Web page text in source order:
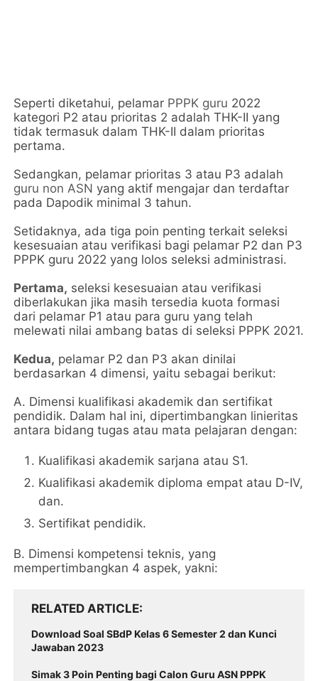
Seperti diketahui, pelamar PPPK guru 2022
kategori P2 atau prioritas 2 adalah THK-II yang
tidak termasuk dalam THK-II dalam prioritas
pertama.
Sedangkan, pelamar prioritas 3 atau P3 adalah
guru non ASN yang aktif mengajar dan terdaftar
pada Dapodik minimal 3 tahun.
Setidaknya, ada tiga poin penting terkait seleksi
kesesuaian atau verifikasi bagi pelamar P2 dan P3
PPPK guru 2022 yang lolos seleksi administrasi.
Pertama, seleksi kesesuaian atau verifikasi
diberlakukan jika masih tersedia kuota formasi
dari pelamar P1 atau para guru yang telah
melewati nilai ambang batas di seleksi PPPK 2021.
Kedua, pelamar P2 dan P3 akan dinilai
berdasarkan 4 dimensi, yaitu sebagai berikut:
A. Dimensi kualifikasi akademik dan sertifikat
pendidik. Dalam hal ini, dipertimbangkan linieritas
antara bidang tugas atau mata pelajaran dengan:
Kualifikasi akademik sarjana atau S1.
Kualifikasi akademik diploma empat atau D-IV,
dan.
Sertifikat pendidik.
B. Dimensi kompetensi teknis, yang
mempertimbangkan 4 aspek, yakni:
RELATED ARTICLE
Download Soal SBdP Kelas 6 Semester 2 dan Kunci
Jawaban 2023
Simak 3 Poin Penting bagi Calon Guru ASN PPPK